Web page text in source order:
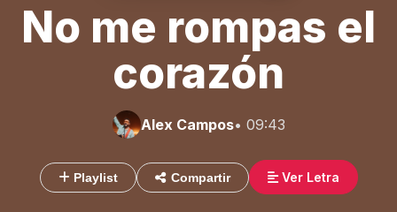
No me rompas el
corazón
Alex Campos• 09:43
Playlist Compartir Ver Letra